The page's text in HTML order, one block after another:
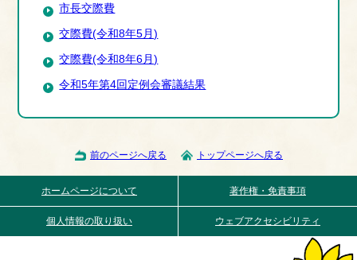
市長交際費
交際費(令和8年5月)
交際費(令和8年6月)
令和5年第4回定例会審議結果
前のページへ戻る トップページへ戻る
ホームページについて 著作権・免責事項
個人情報の取り扱い ウェブアクセシビリティ